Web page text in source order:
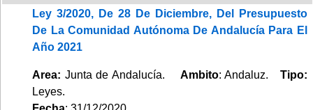
Ley 3/2020, De 28 De Diciembre, Del Presupuesto
De La Comunidad Autónoma De Andalucía Para El
Año 2021
Area: Junta de Andalucía. Ambito: Andaluz.Tipo:
Leyes.